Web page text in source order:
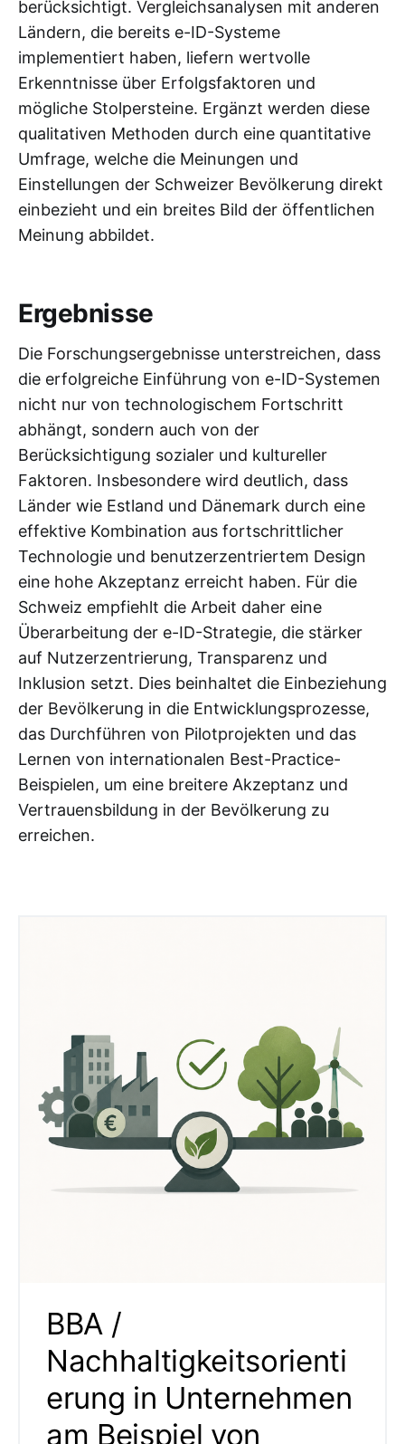
berücksichtigt. Vergleichsanalysen mit anderen
Ländern, die bereits e-ID-Systeme
implementiert haben, liefern wertvolle
Erkenntnisse über Erfolgsfaktoren und
mögliche Stolpersteine. Ergänzt werden diese
qualitativen Methoden durch eine quantitative
Umfrage, welche die Meinungen und
Einstellungen der Schweizer Bevölkerung direkt
einbezieht und ein breites Bild der öffentlichen
Meinung abbildet.
Ergebnisse
Die Forschungsergebnisse unterstreichen, dass
die erfolgreiche Einführung von e-ID-Systemen
nicht nur von technologischem Fortschritt
abhängt, sondern auch von der
Berücksichtigung sozialer und kultureller
Faktoren. Insbesondere wird deutlich, dass
Länder wie Estland und Dänemark durch eine
effektive Kombination aus fortschrittlicher
Technologie und benutzerzentriertem Design
eine hohe Akzeptanz erreicht haben. Für die
Schweiz empfiehlt die Arbeit daher eine
Überarbeitung der e-ID-Strategie, die stärker
auf Nutzerzentrierung, Transparenz und
Inklusion setzt. Dies beinhaltet die Einbeziehung
der Bevölkerung in die Entwicklungsprozesse,
das Durchführen von Pilotprojekten und das
Lernen von internationalen Best-Practice-
Beispielen, um eine breitere Akzeptanz und
Vertrauensbildung in der Bevölkerung zu
erreichen.
BBA /
Nachhaltigkeitsorienti
erung in Unternehmen
am Beispiel von